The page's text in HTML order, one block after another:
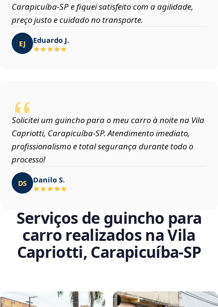
Carapicuíba‑SP e fiquei satisfeito com a agilidade,
preço justo e cuidado no transporte.
EJ Eduardo J.
Solicitei um guincho para o meu carro à noite na Vila
Capriotti, Carapicuíba‑SP. Atendimento imediato,
profissionalismo e total segurança durante todo o
processo!
DS Danilo S.
Serviços de guincho para
carro realizados na Vila
Capriotti, Carapicuíba‑SP